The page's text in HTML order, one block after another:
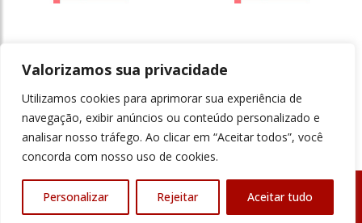
Valorizamos sua privacidade
Utilizamos cookies para aprimorar sua experiência de
navegação, exibir anúncios ou conteúdo personalizado e
analisar nosso tráfego. Ao clicar em “Aceitar todos”, você
concorda com nosso uso de cookies.
Personalizar Rejeitar Aceitar tudo
os dilemas envolvidos
na exposição dos alunos
+ Mais Informações + Mais Informações
© Revista Ensino Superior - Todos os direitos reservados